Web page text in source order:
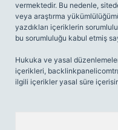
vermektedir. Bu nedenle,
veya araştırma
yazdıkları içeriklerin
bu sorumluluğu kabul etmiş
Hukuka ve yasal
içerikleri,
ilgili içerikler yasal süre